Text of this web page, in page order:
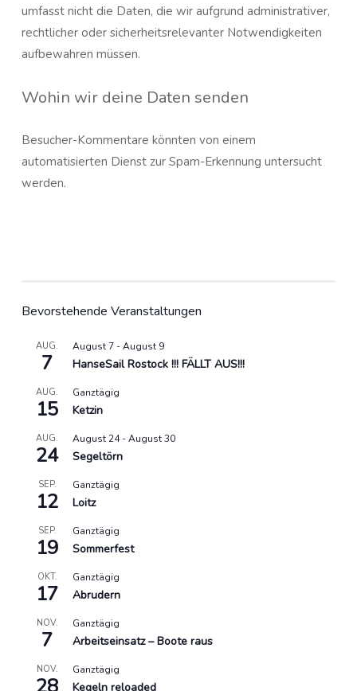
umfasst nicht die Daten, die wir aufgrund administrativer,
rechtlicher oder sicherheitsrelevanter Notwendigkeiten
aufbewahren müssen.
Wohin wir deine Daten senden
Besucher-Kommentare könnten von einem
automatisierten Dienst zur Spam-Erkennung untersucht
werden.
Bevorstehende Veranstaltungen
AUG.
7
August 7 -August 9
HanseSail Rostock !!! FÄLLT AUS!!!
AUG.
15
Ganztägig
Ketzin
AUG.
24
August 24-August 30
Segeltörn
SEP.
12
Ganztägig
Loitz
SEP.
19
Ganztägig
Sommerfest
OKT.
17
Ganztägig
Abrudern
NOV.
7
Ganztägig
Arbeitseinsatz – Boote raus
NOV. Ganztägig
Kegeln reloaded